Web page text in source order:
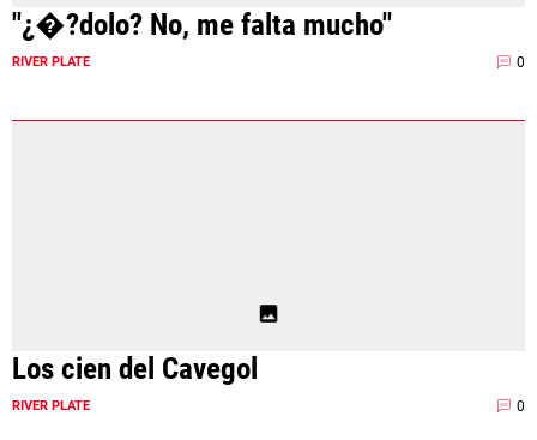
"¿�?dolo? No, me falta mucho"
RIVER PLATE 0
Los cien del Cavegol
RIVER PLATE 0